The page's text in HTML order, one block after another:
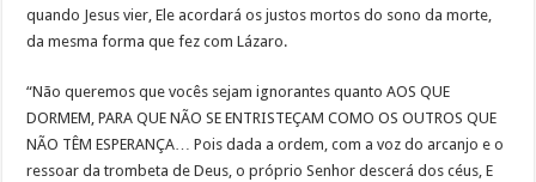
quando Jesus vier, Ele acordará os justos mortos do sono da morte,
da mesma forma que fez com Lázaro.
“Não queremos que vocês sejam ignorantes quanto AOS QUE
DORMEM, PARA QUE NÃO SE ENTRISTEÇAM COMO OS OUTROS QUE
NÃO TÊM ESPERANÇA… Pois dada a ordem, com a voz do arcanjo e o
ressoar da trombeta de Deus, o próprio Senhor descerá dos céus, E